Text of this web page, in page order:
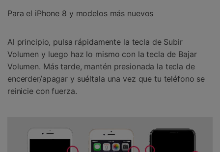
Para el iPhone 8 y modelos más nuevos
Al principio, pulsa rápidamente la tecla de Subir
Volumen y luego haz lo mismo con la tecla de Bajar
Volumen. Más tarde, mantén presionada la tecla de
encerder/apagar y suéltala una vez que tu teléfono se
reinicie con fuerza.